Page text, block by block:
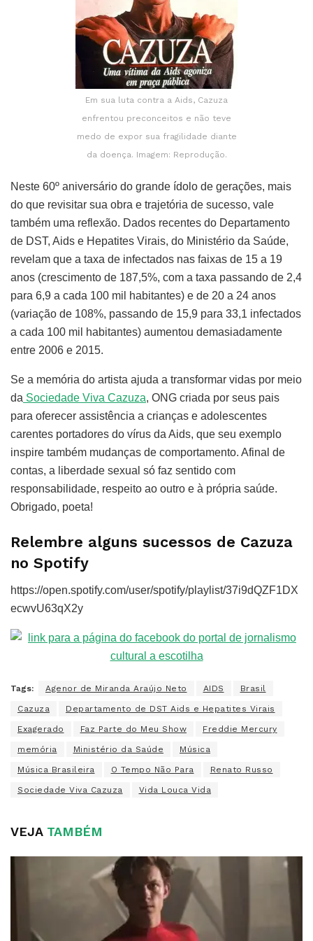
Em sua luta contra a Aids, Cazuza
enfrentou preconceitos e não teve
medo de expor sua fragilidade diante
da doença. Imagem: Reprodução.
Neste 60º aniversário do grande ídolo de gerações, mais
do que revisitar sua obra e trajetória de sucesso, vale
também uma reflexão. Dados recentes do Departamento
de DST, Aids e Hepatites Virais, do Ministério da Saúde,
revelam que a taxa de infectados nas faixas de 15 a 19
anos (crescimento de 187,5%, com a taxa passando de 2,4
para 6,9 a cada 100 mil habitantes) e de 20 a 24 anos
(variação de 108%, passando de 15,9 para 33,1 infectados
a cada 100 mil habitantes) aumentou demasiadamente
entre 2006 e 2015.
Se a memória do artista ajuda a transformar vidas por meio
da Sociedade Viva Cazuza, ONG criada por seus pais
para oferecer assistência a crianças e adolescentes
carentes portadores do vírus da Aids, que seu exemplo
inspire também mudanças de comportamento. Afinal de
contas, a liberdade sexual só faz sentido com
responsabilidade, respeito ao outro e à própria saúde.
Obrigado, poeta!
Relembre alguns sucessos de Cazuza
no Spotify
https://open.spotify.com/user/spotify/playlist/37i9dQZF1DX
ecwvU63qX2y
Tags: Agenor de Miranda Araújo Neto AIDS Brasil
Cazuza Departamento de DST Aids e Hepatites Virais
Exagerado Faz Parte do Meu Show Freddie Mercury
memória Ministério da Saúde Música
Música Brasileira O Tempo Não Para Renato Russo
Sociedade Viva Cazuza Vida Louca Vida
VEJATAMBÉM